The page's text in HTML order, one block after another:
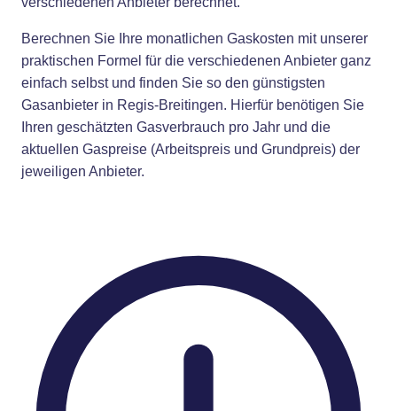
Berechnen Sie Ihre monatlichen Gaskosten mit unserer
praktischen Formel für die verschiedenen Anbieter ganz
einfach selbst und finden Sie so den günstigsten
Gasanbieter in Regis-Breitingen. Hierfür benötigen Sie
Ihren geschätzten Gasverbrauch pro Jahr und die
aktuellen Gaspreise (Arbeitspreis und Grundpreis) der
jeweiligen Anbieter.